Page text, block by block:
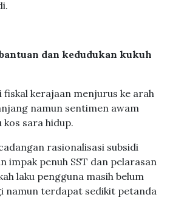
langkah pelaksanaan
dan kedudukan kukuh
kerajaan menjurus ke arah
namun sentimen awam
rasionalisasi subsidi
impak penuh SST dan pelarasan
laku pengguna masih belum